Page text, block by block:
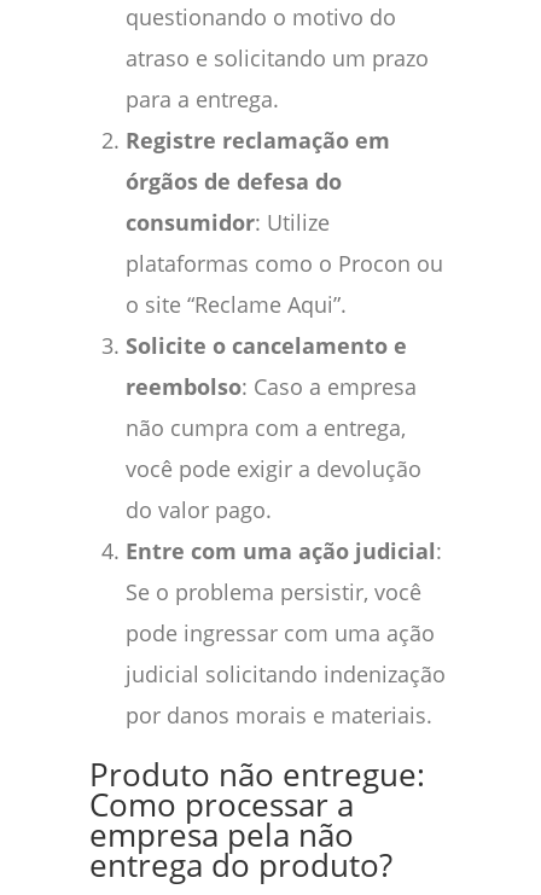
questionando o motivo do
atraso e solicitando um prazo
para a entrega.
Registre reclamação em
órgãos de defesa do
consumidor: Utilize
plataformas como o Procon ou
o site “Reclame Aqui”.
Solicite o cancelamento e
reembolso: Caso a empresa
não cumpra com a entrega,
você pode exigir a devolução
do valor pago.
Entre com uma ação judicial:
Se o problema persistir, você
pode ingressar com uma ação
judicial solicitando indenização
por danos morais e materiais.
Produto não entregue:
Como processar a
empresa pela não
entrega do produto?